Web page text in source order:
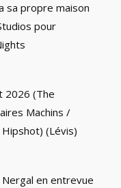
sa propre maison
pour
2026 (The
Machins /
(Lévis)
en entrevue